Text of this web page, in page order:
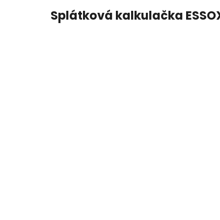
Splátková kalkulačka